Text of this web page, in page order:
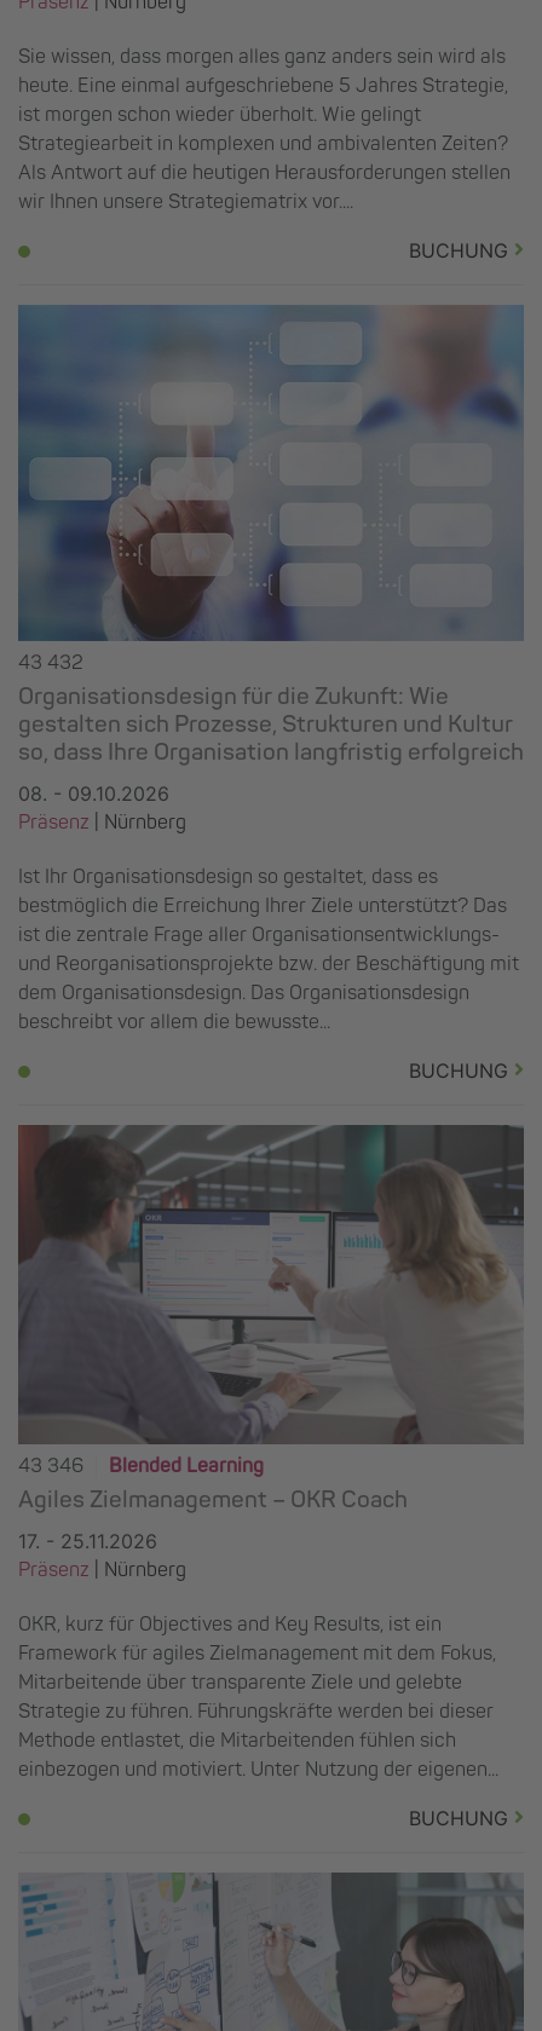
Sie wissen, dass morgen alles ganz anders sein wird als
heute. Eine einmal aufgeschriebene 5 Jahres Strategie,
ist morgen schon wieder überholt. Wie gelingt
Strategiearbeit in komplexen und ambivalenten Zeiten?
Als Antwort auf die heutigen Herausforderungen stellen
wir Ihnen unsere Strategiematrix vor....
BUCHUNG
43 432
Organisationsdesign für die Zukunft: Wie
gestalten sich Prozesse, Strukturen und Kultur
so, dass Ihre Organisation langfristig erfolgreich
08. - 09.10.2026
Präsenz
Nürnberg
Ist Ihr Organisationsdesign so gestaltet, dass es
bestmöglich die Erreichung Ihrer Ziele unterstützt? Das
ist die zentrale Frage aller Organisationsentwicklungs-
und Reorganisationsprojekte bzw. der Beschäftigung mit
dem Organisationsdesign. Das Organisationsdesign
beschreibt vor allem die bewusste...
BUCHUNG
43 346 Blended Learning
Agiles Zielmanagement – OKR Coach
17. - 25.11.2026
Präsenz
Nürnberg
OKR, kurz für Objectives and Key Results, ist ein
Framework für agiles Zielmanagement mit dem Fokus,
Mitarbeitende über transparente Ziele und gelebte
Strategie zu führen. Führungskräfte werden bei dieser
Methode entlastet, die Mitarbeitenden fühlen sich
einbezogen und motiviert. Unter Nutzung der eigenen...
BUCHUNG